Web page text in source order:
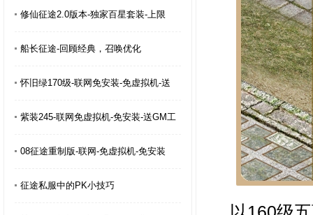
修仙征途2.0版本-独家百星套装-上限
船长征途-回顾经典，召唤优化
怀旧绿170级-联网免安装-免虚拟机-送
紫装245-联网免虚拟机-免安装-送GM工
08征途重制版-联网-免虚拟机-免安装
征途私服中的PK小技巧